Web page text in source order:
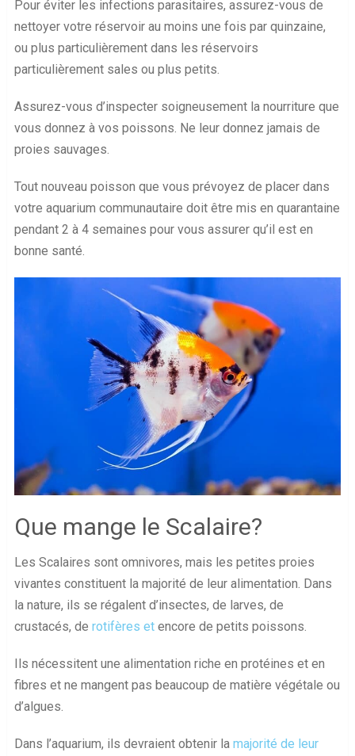
Pour éviter les infections parasitaires, assurez-vous de
nettoyer votre réservoir au moins une fois par quinzaine,
ou plus particulièrement dans les réservoirs
particulièrement sales ou plus petits.
Assurez-vous d’inspecter soigneusement la nourriture que
vous donnez à vos poissons. Ne leur donnez jamais de
proies sauvages.
Tout nouveau poisson que vous prévoyez de placer dans
votre aquarium communautaire doit être mis en quarantaine
pendant 2 à 4 semaines pour vous assurer qu’il est en
bonne santé.
Que mange le Scalaire?
Les Scalaires sont omnivores, mais les petites proies
vivantes constituent la majorité de leur alimentation. Dans
la nature, ils se régalent d’insectes, de larves, de
crustacés, de rotifères etencore de petits poissons.
Ils nécessitent une alimentation riche en protéines et en
fibres et ne mangent pas beaucoup de matière végétale ou
d’algues.
Dans l’aquarium, ils devraient obtenir la majorité de leur